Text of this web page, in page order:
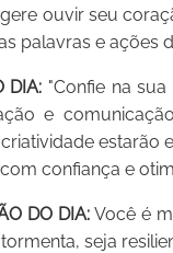
ouvir seu
palavras e ações
DIA: "Confie na
e
estarão
confiança e
DO DIA: Você é
seja